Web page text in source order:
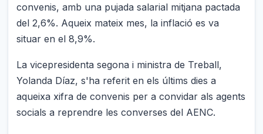
convenis, amb una pujada salarial mitjana pactada
del 2,6%. Aqueix mateix mes, la inflació es va
situar en el 8,9%.
La vicepresidenta segona i ministra de Treball,
Yolanda Díaz, s'ha referit en els últims dies a
aqueixa xifra de convenis per a convidar als agents
socials a reprendre les converses del AENC.